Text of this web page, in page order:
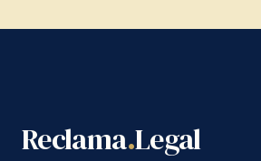
Reclama.Legal